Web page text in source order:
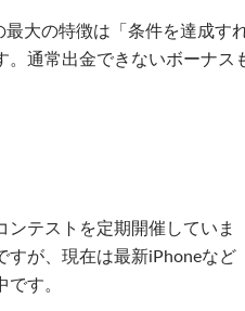
大の特徴は「条件を達成す
。通常出金できないボーナス
テストを定期開催していま
すが、現在は最新iPhoneなど
す。